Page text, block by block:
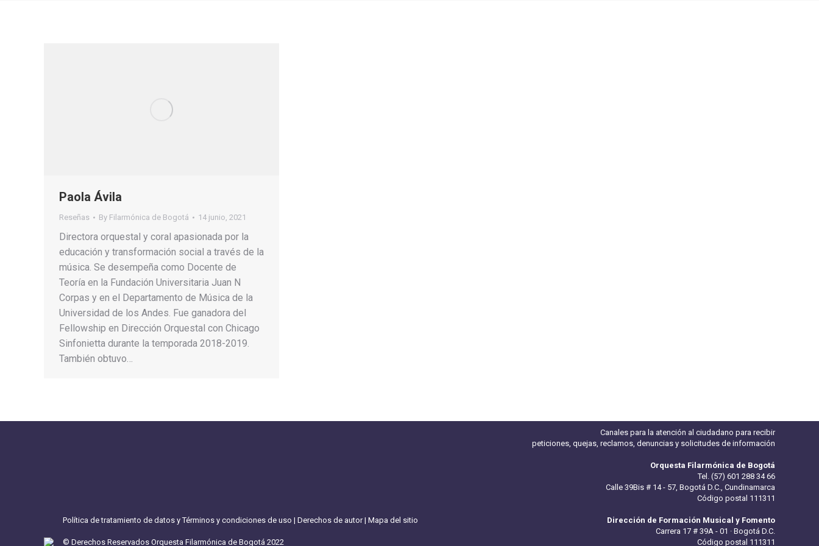
Paola Ávila
Reseñas By Filarmónica de Bogotá 14 junio, 2021
Directora orquestal y coral apasionada por la
educación y transformación social a través de la
música. Se desempeña como Docente de
Teoría en la Fundación Universitaria Juan N
Corpas y en el Departamento de Música de la
Universidad de los Andes. Fue ganadora del
Fellowship en Dirección Orquestal con Chicago
Sinfonietta durante la temporada 2018-2019.
También obtuvo…
Política de tratamiento de datos y Términos y condiciones de uso | Derechos de autor| Mapa del sitio
© Derechos Reservados Orquesta Filarmónica de Bogotá 2022
Canales para la atención al ciudadano para recibir
peticiones, quejas, reclamos, denuncias y solicitudes de información
Orquesta Filarmónica de Bogotá
Tel. (57) 601 288 34 66
Calle 39Bis # 14 - 57, Bogotá D.C., Cundinamarca
Código postal 111311
Dirección de Formación Musical y Fomento
Carrera 17 # 39A - 01 · Bogotá D.C.
Código postal 111311